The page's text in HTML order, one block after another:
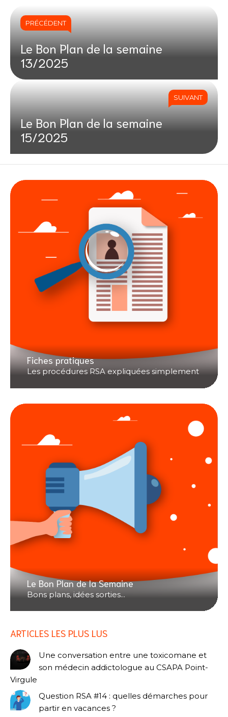
PRÉCÉDENT
Le Bon Plan de la semaine
13/2025
SUIVANT
Le Bon Plan de la semaine
15/2025
Fiches pratiques
Les procédures RSA expliquées simplement
Le Bon Plan de la Semaine
Bons plans, idées sorties...
ARTICLES LES PLUS LUS
Une conversation entre une toxicomane et
son médecin addictologue au CSAPA Point-
Virgule
Question RSA #14 : quelles démarches pour
partir en vacances ?